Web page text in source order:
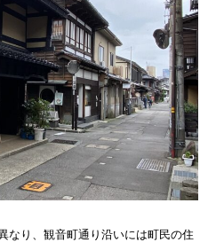
なり、観音町通り沿いには町民の住